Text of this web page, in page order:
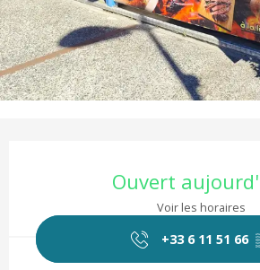
Ouvert
Voir les horaires
+33 6 11 51 66